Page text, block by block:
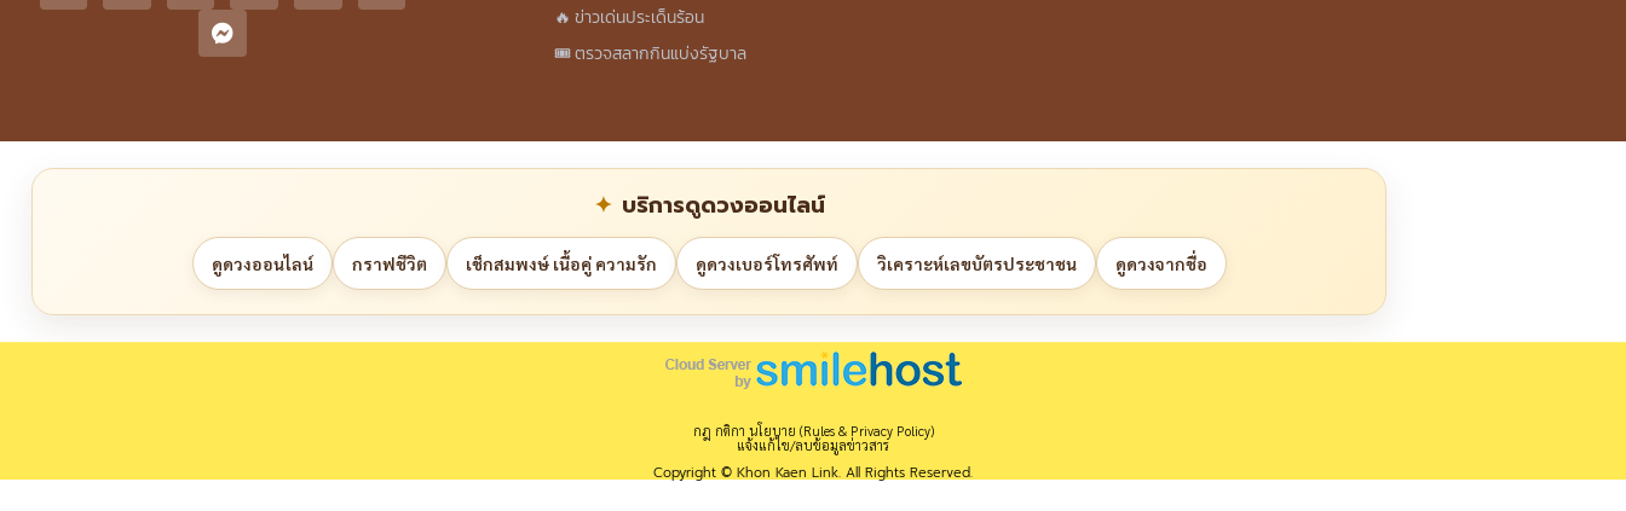
🔥 ข่าวเด่นประเด็นร้อน
🎟️ ตรวจสลากกินแบ่งรัฐบาล
บริการดูดวงออนไลน์
ดูดวงออนไลน์ กราฟชีวิต เช็กสมพงษ์ เนื้อคู่ ความรัก ดูดวงเบอร์โทรศัพท์ วิเคราะห์เลขบัตรประชาชน ดูดวงจากชื่อ
กฎ กติกา นโยบาย (Rules & Privacy Policy)
แจ้งแก้ไข/ลบข้อมูลข่าวสาร
Copyright © Khon Kaen Link. All Rights Reserved.